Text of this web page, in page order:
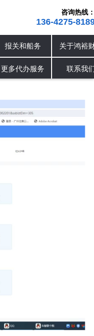
咨询热线
136-4275-
报关和船务
更多代办服务
关于鸿裕
联系我
办理出口权